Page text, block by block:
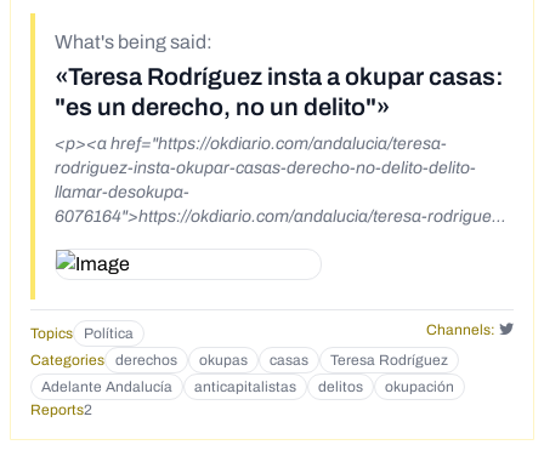
What's being said:
«Teresa Rodríguez insta a okupar casas:
"es un derecho, no un delito"»
<p><a href="https://okdiario.com/andalucia/teresa-
rodriguez-insta-okupar-casas-derecho-no-delito-delito-
llamar-desokupa-
6076164">https://okdiario.com/andalucia/teresa-rodriguez-
desokupa-6076164</a>&nbsp;</p> <p><a
080">https://twitter.com/okdiario/status/1299650159027118
080</a></p> <p><a
href="https://www.facebook.com/okdiario/photos/a.409023
949293263/1631459260383053/">https://www.facebook.co
m/okdiario/photos/a.409023949293263/163145926038305
3/</a></p> <p><a
Topics Política
Channels:
Categories
derechos okupas casas
Teresa Rodríguez
Adelante Andalucía
anticapitalistas delitos
okupación
Reports2